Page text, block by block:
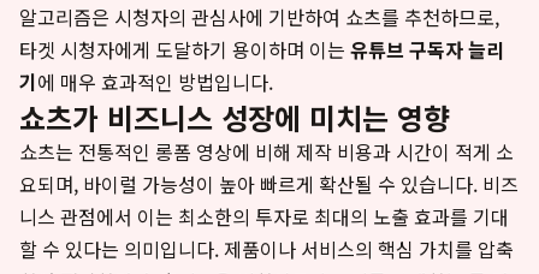
알고리즘은 시청자의 관심사에 기반하여 쇼츠를 추천하므로,
타겟 시청자에게 도달하기 용이하며 이는 유튜브 구독자 늘리
기에 매우 효과적인 방법입니다.
쇼츠가 비즈니스 성장에 미치는 영향
쇼츠는 전통적인 롱폼 영상에 비해 제작 비용과 시간이 적게 소
요되며, 바이럴 가능성이 높아 빠르게 확산될 수 있습니다. 비즈
니스 관점에서 이는 최소한의 투자로 최대의 노출 효과를 기대
할 수 있다는 의미입니다. 제품이나 서비스의 핵심 가치를 압축